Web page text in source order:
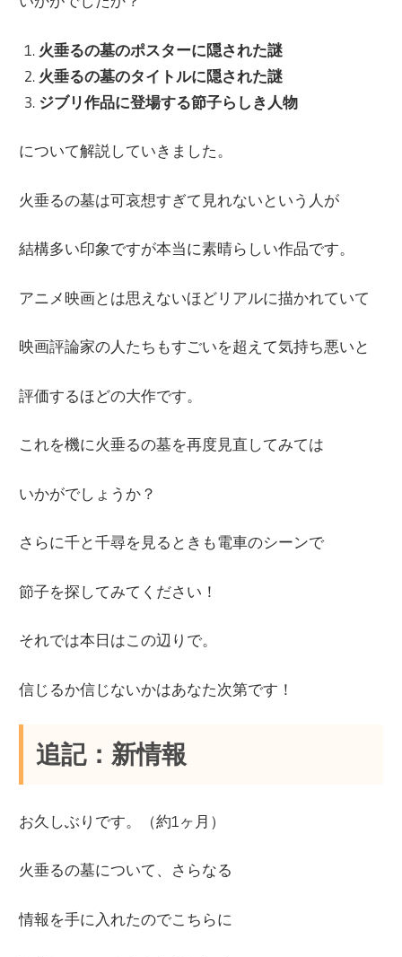
火垂るの墓のポスターに隠された謎
火垂るの墓のタイトルに隠された謎
ジブリ作品に登場する節子らしき人物
について解説していきました。
火垂るの墓は可哀想すぎて見れないという人が
結構多い印象ですが本当に素晴らしい作品です。
アニメ映画とは思えないほどリアルに描かれていて
映画評論家の人たちもすごいを超えて気持ち悪いと
評価するほどの大作です。
これを機に火垂るの墓を再度見直してみては
いかがでしょうか？
さらに千と千尋を見るときも電車のシーンで
節子を探してみてください！
それでは本日はこの辺りで。
信じるか信じないかはあなた次第です！
追記：新情報
お久しぶりです。（約1ヶ月）
火垂るの墓について、さらなる
情報を手に入れたのでこちらに